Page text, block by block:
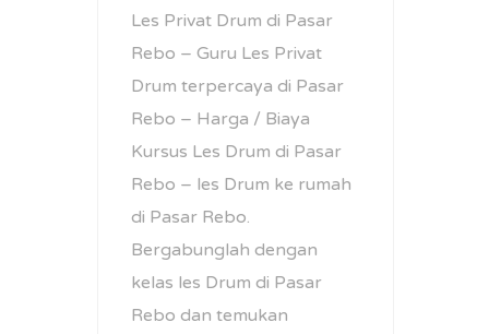
Les Privat Drum di Pasar
Rebo – Guru Les Privat
Drum terpercaya di Pasar
Rebo – Harga / Biaya
Kursus Les Drum di Pasar
Rebo – les Drum ke rumah
di Pasar Rebo.
Bergabunglah dengan
kelas les Drum di Pasar
Rebo dan temukan